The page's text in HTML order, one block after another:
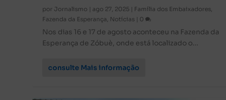
por Jornalismo | ago 27, 2025 | Família dos Embaixadores,
Fazenda da Esperança, Notícias | 0
Nos dias 16 e 17 de agosto aconteceu na Fazenda da
Esperança de Zóbuè, onde está localizado o...
consulte Mais informação